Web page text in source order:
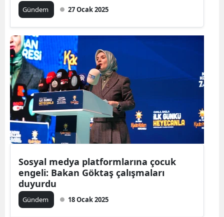
Gündem 27 Ocak 2025
Sosyal medya platformlarına çocuk
engeli: Bakan Göktaş çalışmaları
duyurdu
Gündem 18 Ocak 2025